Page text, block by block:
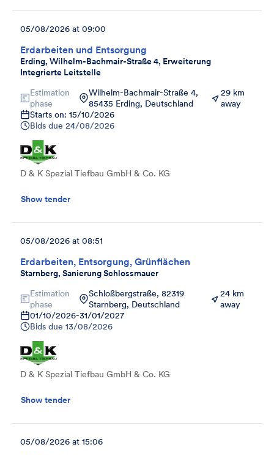
Erdarbeiten und Entsorgung
Erding, Wilhelm-Bachmair-Straße 4, Erweiterung
Integrierte Leitstelle
05/08/2026 at 09:00
Estimation
phase
Wilhelm-Bachmair-Straße 4,
85435 Erding, Deutschland
29 km
away
Starts on: 15/10/2026
Bids due 24/08/2026
D & K Spezial Tiefbau GmbH & Co. KG
Show tender
Erdarbeiten, Entsorgung, Grünflächen
Starnberg, Sanierung Schlossmauer
05/08/2026 at 08:51
Estimation
phase
Schloßbergstraße, 82319
Starnberg, Deutschland
24 km
away
01/10/2026-31/01/2027
Bids due 13/08/2026
D & K Spezial Tiefbau GmbH & Co. KG
Show tender
05/08/2026 at 15:06